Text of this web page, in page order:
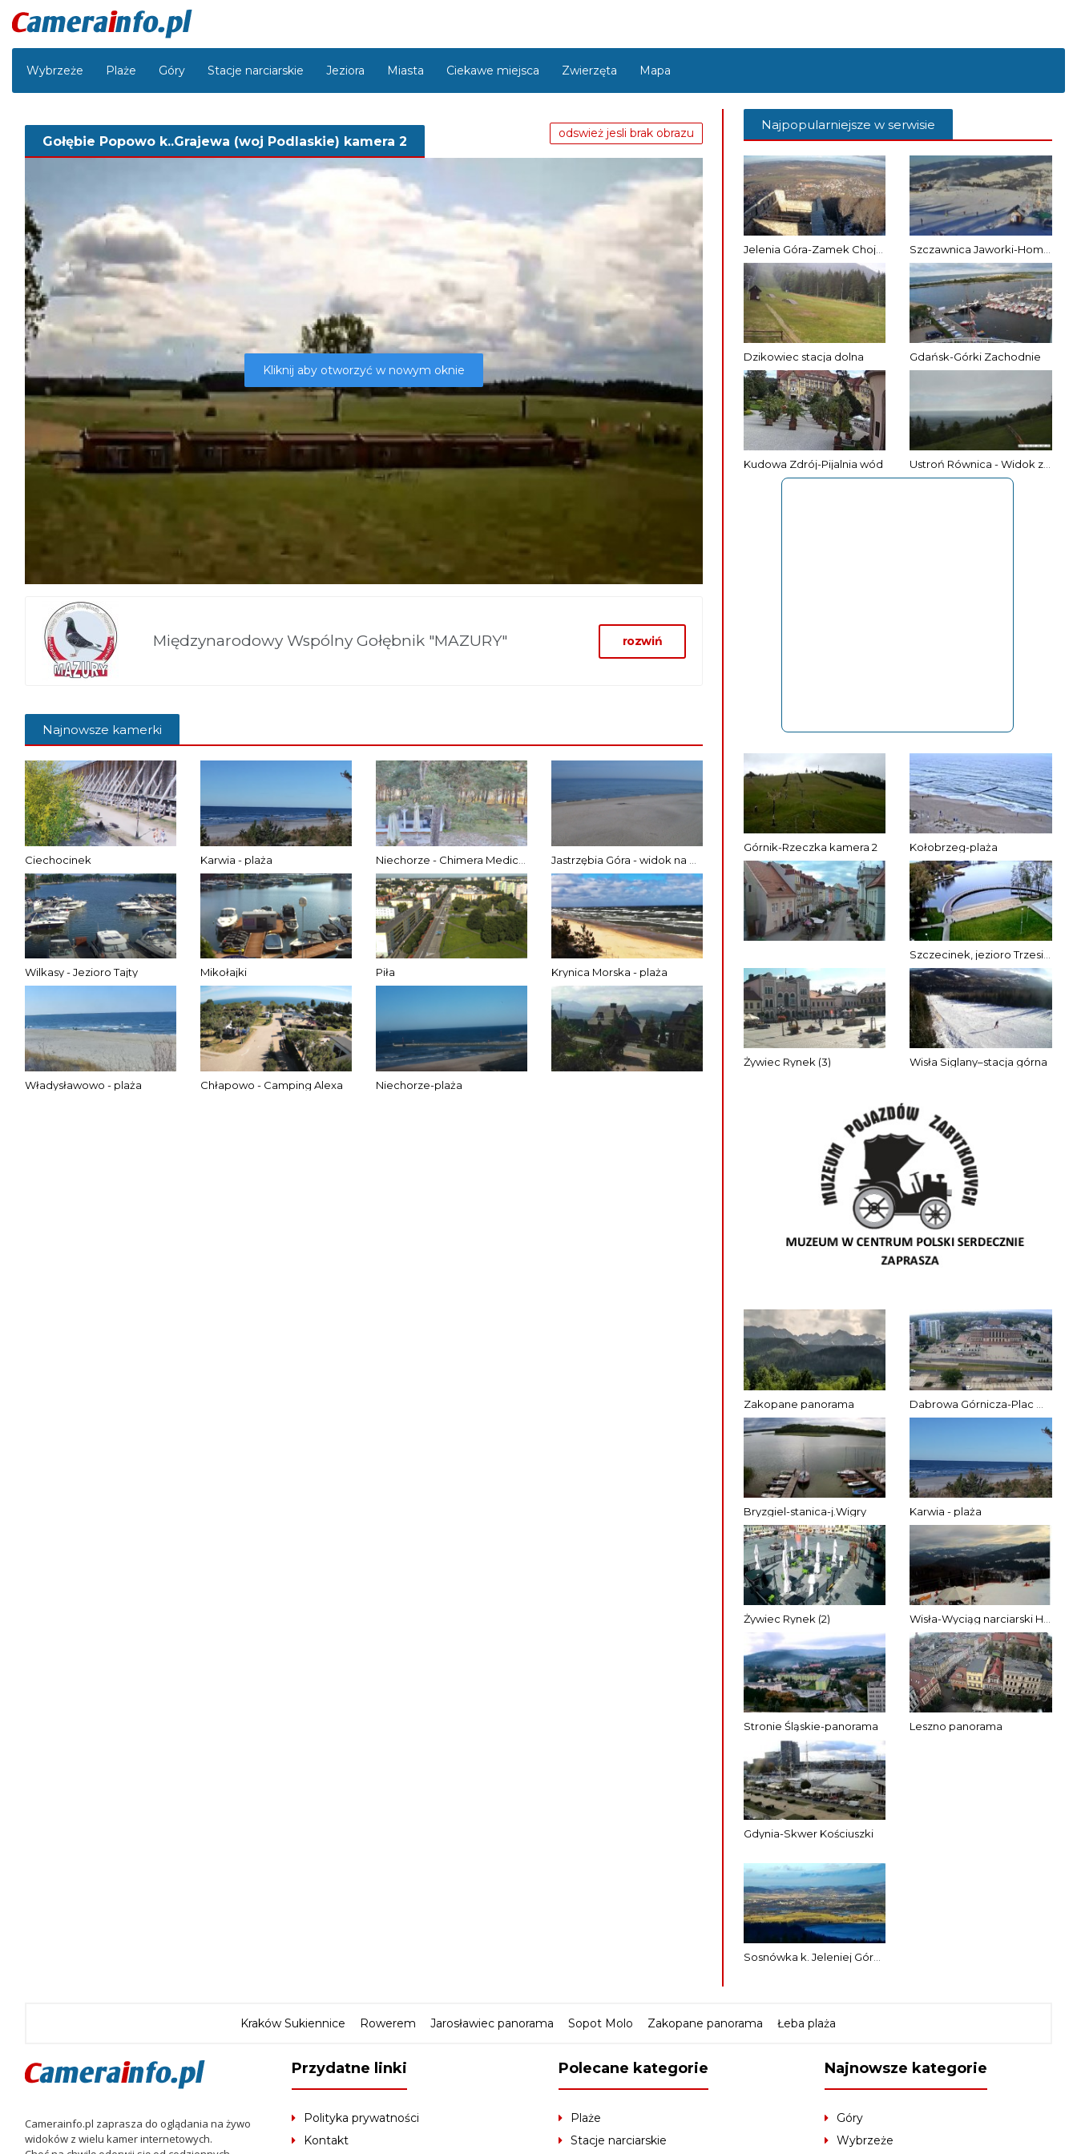
Wybrzeże Plaże Góry Stacje narciarskie Jeziora Miasta Ciekawe miejsca Zwierzęta Mapa
Gołębie Popowo k..Grajewa (woj Podlaskie) kamera 2
odswież jesli brak obrazu
Kliknij aby otworzyć w nowym oknie
Międzynarodowy Wspólny Gołębnik "MAZURY" rozwiń
Najnowsze kamerki
Ciechocinek Karwia - plaża
Wilkasy - Jezioro Tajty Mikołajki Piła Krynica Morska - plaża
Władysławowo - plaża Chłapowo - Camping Alexa Niechorze-plaża
Najpopularniejsze w serwisie
Dzikowiec stacja dolna Gdańsk-Górki Zachodnie
Kudowa Zdrój-Pijalnia wód Ustroń Równica - Widok ze szczytu
Górnik-Rzeczka kamera 2 Kołobrzeg-plaża
Szczecinek, jezioro Trzesiecko
Żywiec Rynek (3) Wisła Siglany–stacja górna
Zakopane panorama
Bryzgiel-stanica-j.Wigry Karwia - plaża
Żywiec Rynek (2)
Stronie Śląskie-panorama Leszno panorama
Gdynia-Skwer Kościuszki
Kraków Sukiennice Rowerem Jarosławiec panorama Sopot Molo Zakopane panorama Łeba plaża
Camerainfo.pl zaprasza do oglądania na żywo
widoków z wielu kamer internetowych.
Przydatne linki
Polityka prywatności
Kontakt
Polecane kategorie
Plaże
Stacje narciarskie
Najnowsze kategorie
Góry
Wybrzeże